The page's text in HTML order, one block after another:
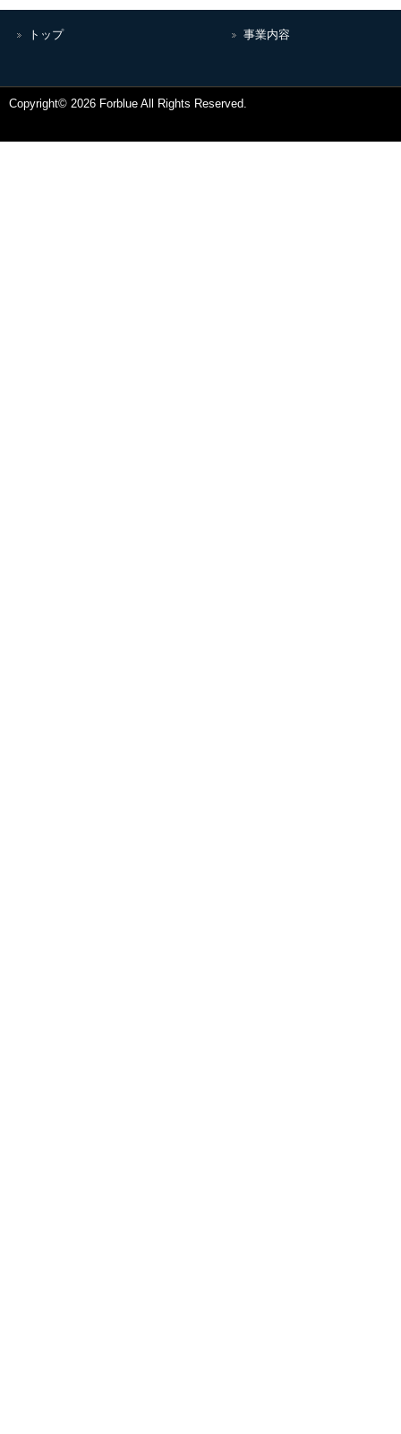
トップ 事業内容
Copyright© 2026 Forblue All Rights Reserved.